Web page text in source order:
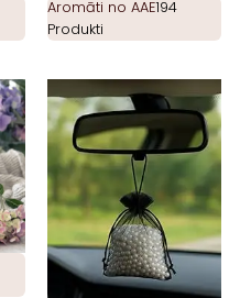
Aromāti no AAE194
Produkti